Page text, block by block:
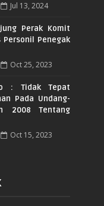
Jul 13, 2024
Perak Komit
Penegak
Oct 25, 2023
: Tidak Tepat
Pada Undang-
2008 Tentang
Oct 15, 2023